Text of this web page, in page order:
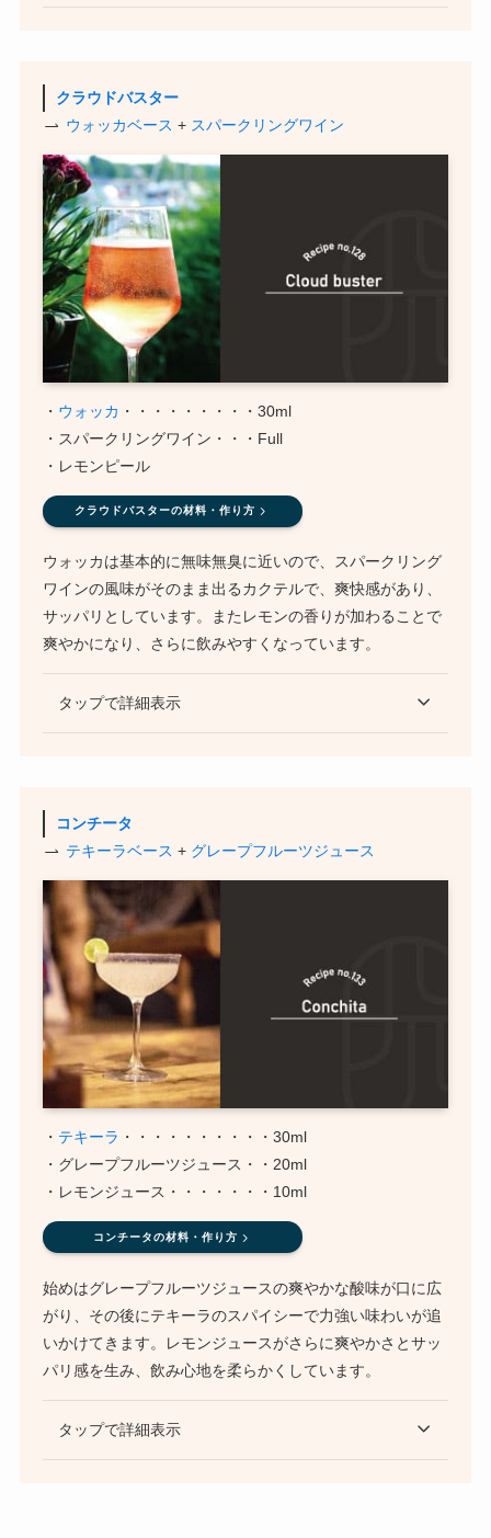
クラウドバスター
ウォッカベース + スパークリングワイン
・ ウォッカ ・・・・・・・・・30ml
・スパークリングワイン・・・Full
・レモンピール
クラウドバスターの材料・作り方
ウォッカは基本的に無味無臭に近いので、スパークリング
ワインの風味がそのまま出るカクテルで、爽快感があり、
サッパリとしています。またレモンの香りが加わることで
爽やかになり、さらに飲みやすくなっています。
タップで詳細表示
コンチータ
テキーラベース + グレープフルーツジュース
・ テキーラ ・・・・・・・・・・30ml
・グレープフルーツジュース・・20ml
・レモンジュース・・・・・・・10ml
コンチータの材料・作り方
始めはグレープフルーツジュースの爽やかな酸味が口に広
がり、その後にテキーラのスパイシーで力強い味わいが追
いかけてきます。レモンジュースがさらに爽やかさとサッ
パリ感を生み、飲み心地を柔らかくしています。
タップで詳細表示